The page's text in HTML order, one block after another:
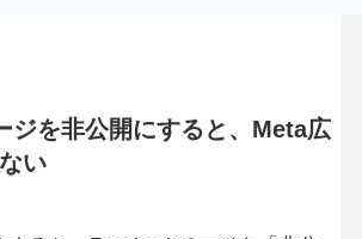
ジを非公開にすると、Meta広
い